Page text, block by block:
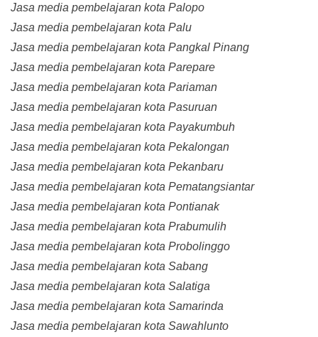
Jasa media pembelajaran kota Palopo
Jasa media pembelajaran kota Palu
Jasa media pembelajaran kota Pangkal Pinang
Jasa media pembelajaran kota Parepare
Jasa media pembelajaran kota Pariaman
Jasa media pembelajaran kota Pasuruan
Jasa media pembelajaran kota Payakumbuh
Jasa media pembelajaran kota Pekalongan
Jasa media pembelajaran kota Pekanbaru
Jasa media pembelajaran kota Pematangsiantar
Jasa media pembelajaran kota Pontianak
Jasa media pembelajaran kota Prabumulih
Jasa media pembelajaran kota Probolinggo
Jasa media pembelajaran kota Sabang
Jasa media pembelajaran kota Salatiga
Jasa media pembelajaran kota Samarinda
Jasa media pembelajaran kota Sawahlunto